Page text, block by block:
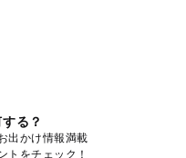
る？
出かけ情報満載
トをチェック！